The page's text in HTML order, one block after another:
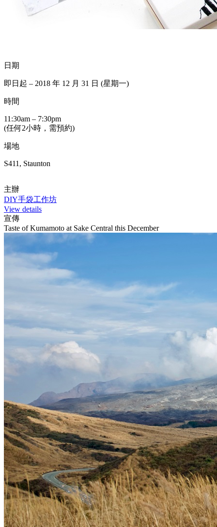
日期
即日起 – 2018 年 12 月 31 日 (星期一)
時間
11:30am – 7:30pm
(任何2小時，需預約)
場地
S411, Staunton
主辦
DIY手袋工作坊
View details
宣傳
Taste of Kumamoto at Sake Central this December